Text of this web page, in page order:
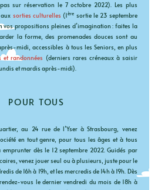
sur réservation le 7 octobre 2022). Les plus
sorties culturelles (1ère sortie le 23 septembre
vos propositions pleines d’imagination : faites la
la forme, des promenades douces sont au
midi, accessibles à tous les Seniors, en plus
et randonnées (derniers rares créneaux à saisir
et mardis après-midi).
POUR TOUS
au 24 rue de l’Yser à Strasbourg, venez
en tout genre, pour tous les âges et à tous
dès le 12 septembre 2022. Guidés par
venez jouer seul ou à plusieurs, juste pour le
de 16h à 19h, et les mercredis de 14h à 19h. Dès
vous le dernier vendredi du mois de 18h à